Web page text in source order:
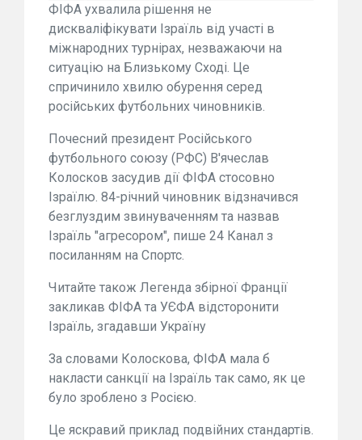
ФІФА ухвалила рішення не
дискваліфікувати Ізраїль від участі в
міжнародних турнірах, незважаючи на
ситуацію на Близькому Сході. Це
спричинило хвилю обурення серед
російських футбольних чиновників.
Почесний президент Російського
футбольного союзу (РФС) В'ячеслав
Колосков засудив дії ФІФА стосовно
Ізраїлю. 84-річний чиновник відзначився
безглуздим звинуваченням та назвав
Ізраїль "агресором", пише 24 Канал з
посиланням на Спортс.
Читайте також Легенда збірної Франції
закликав ФІФА та УЄФА відсторонити
Ізраїль, згадавши Україну
За словами Колоскова, ФІФА мала б
накласти санкції на Ізраїль так само, як це
було зроблено з Росією.
Це яскравий приклад подвійних стандартів.